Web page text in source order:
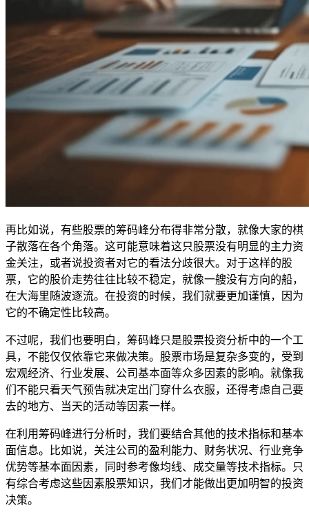
再比如说，有些股票的筹码峰分布得非常分散，就像大家的棋
子散落在各个角落。这可能意味着这只股票没有明显的主力资
金关注，或者说投资者对它的看法分歧很大。对于这样的股
票，它的股价走势往往比较不稳定，就像一艘没有方向的船，
在大海里随波逐流。在投资的时候，我们就要更加谨慎，因为
它的不确定性比较高。
不过呢，我们也要明白，筹码峰只是股票投资分析中的一个工
具，不能仅仅依靠它来做决策。股票市场是复杂多变的，受到
宏观经济、行业发展、公司基本面等众多因素的影响。就像我
们不能只看天气预告就决定出门穿什么衣服，还得考虑自己要
去的地方、当天的活动等因素一样。
在利用筹码峰进行分析时，我们要结合其他的技术指标和基本
面信息。比如说，关注公司的盈利能力、财务状况、行业竞争
优势等基本面因素，同时参考像均线、成交量等技术指标。只
有综合考虑这些因素股票知识，我们才能做出更加明智的投资
决策。